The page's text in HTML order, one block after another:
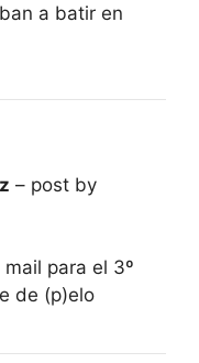
a batir en
– post by
para el 3º
de (p)elo